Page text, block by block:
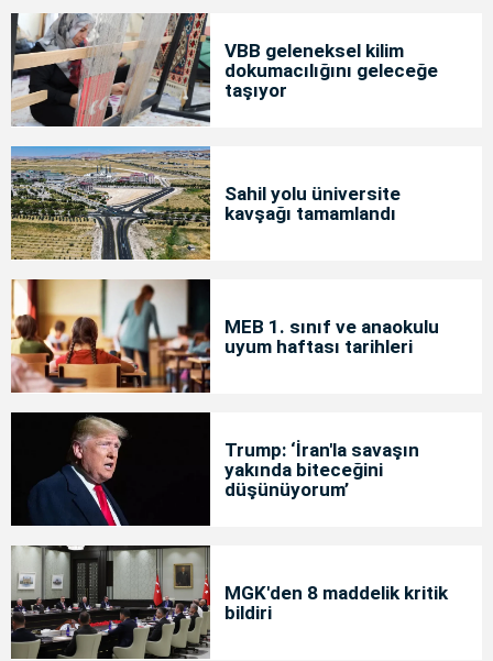
VBB geleneksel kilim
dokumacılığını geleceğe
taşıyor
Sahil yolu üniversite
kavşağı tamamlandı
MEB 1. sınıf ve anaokulu
uyum haftası tarihleri
Trump: ‘İran'la savaşın
yakında biteceğini
düşünüyorum’
MGK'den 8 maddelik kritik
bildiri